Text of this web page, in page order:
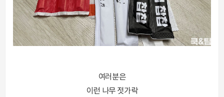
여러분은
이런 나무 젓가락